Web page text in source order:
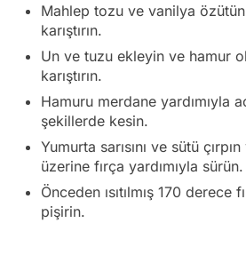
Mahlep tozu ve vanilya
karıştırın.
Un ve tuzu ekleyin ve hamur
karıştırın.
Hamuru merdane yardımıyla
şekillerde kesin.
Yumurta sarısını ve sütü
üzerine fırça yardımıyla sürün.
Önceden ısıtılmış 170 derece
pişirin.